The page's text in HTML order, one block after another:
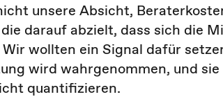
unsere Absicht,
darauf abzielt, dass sich die
wollten ein Signal dafür
wird wahrgenommen, und
quantifizieren.